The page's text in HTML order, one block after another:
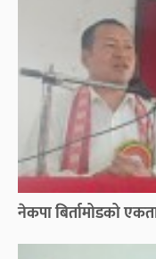
नेकपा बिर्तामोडको